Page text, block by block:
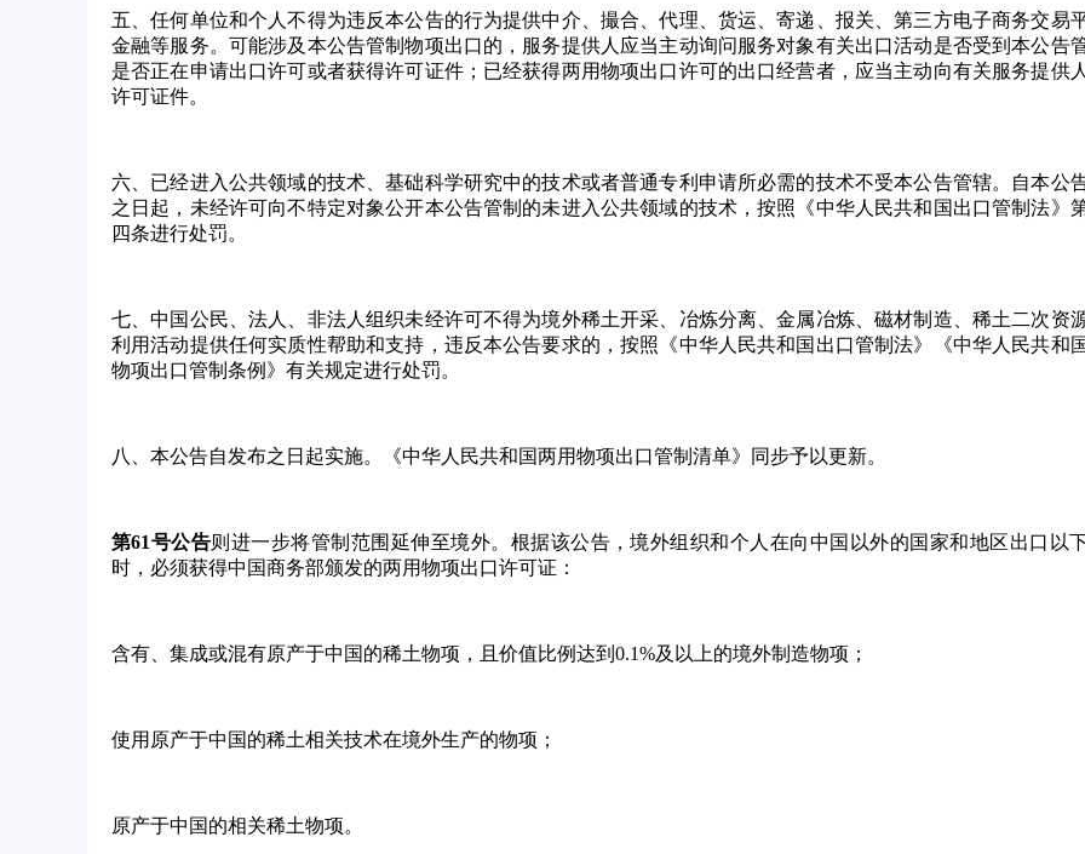
五、任何单位和个人不得为违反本公告的行为提供中介、撮合、代理、货运、寄递、报关、第三方电子商务交易
金融等服务。可能涉及本公告管制物项出口的，服务提供人应当主动询问服务对象有关出口活动是否受到本公告
是否正在申请出口许可或者获得许可证件；已经获得两用物项出口许可的出口经营者，应当主动向有关服务提供
许可证件。
六、已经进入公共领域的技术、基础科学研究中的技术或者普通专利申请所必需的技术不受本公告管辖。自本公
之日起，未经许可向不特定对象公开本公告管制的未进入公共领域的技术，按照《中华人民共和国出口管制法》
四条进行处罚。
七、中国公民、法人、非法人组织未经许可不得为境外稀土开采、冶炼分离、金属冶炼、磁材制造、稀土二次资
利用活动提供任何实质性帮助和支持，违反本公告要求的，按照《中华人民共和国出口管制法》《中华人民共和
物项出口管制条例》有关规定进行处罚。
八、 本公告自发布之日起实施。《中华人民共和国两用物项出口管制清单》同步予以更新。
第61号公告则进一步将管制范围延伸至境外。根据该公告，境外组织和个人在向中国以外的国家和地区出口以
时，必须获得中国商务部颁发的两用物项出口许可证：
含有、集成或混有原产于中国的稀土物项，且价值比例达到 0.1%及以上的境外制造物项；
使用原产于中国的稀土相关技术在境外生产的物项；
原产于中国的相关稀土物项。